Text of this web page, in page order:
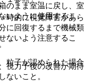
のまま室温に戻し、室
いように使用するこ
粒子が認められた場合
時的に視覚障害があら
に回復するまで機械類
ないよう注意するこ
視力予後の改善が期待
ないこと。